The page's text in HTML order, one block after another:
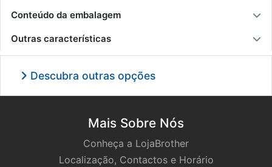
Conteúdo da embalagem
Outras características
Descubra outras opções
Mais Sobre Nós
Conheça a LojaBrother
Localização, Contactos e Horário